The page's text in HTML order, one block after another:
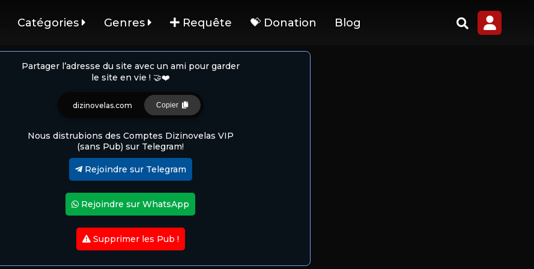
Catégories Genres Requête 💝 Donation Blog
Partager l’adresse du site avec un ami pour garder
le site en vie ! 🤝❤️
dizinovelas.com Copier
Nous distrubions des Comptes Dizinovelas VIP
(sans Pub) sur Telegram!
Rejoindre sur Telegram
Rejoindre sur WhatsApp
Supprimer les Pub !